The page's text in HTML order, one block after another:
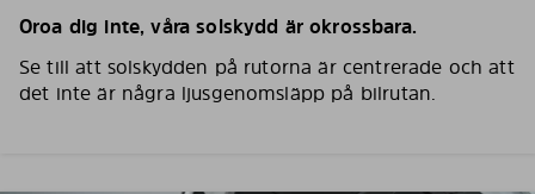
Oroa dig inte, våra solskydd är okrossbara.
Se till att solskydden på rutorna är centrerade och att
det inte är några ljusgenomsläpp på bilrutan.